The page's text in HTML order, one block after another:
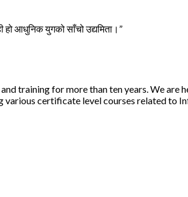
हो आधुनिक युगको साँचो उद्यमिता।”
training for more than ten years. We
certificate level courses related to